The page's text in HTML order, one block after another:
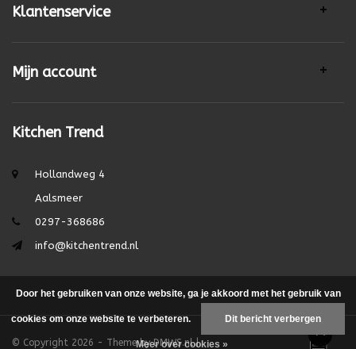
Klantenservice
Mijn account
Kitchen Trend
Hollandweg 4
Aalsmeer
0297-368686
info@kitchentrend.nl
© Copyright 2026 - Theme byDMWS.nl|
Door het gebruiken van onze website, ga je akkoord met het gebruik van
cookies om onze website te verbeteren. Dit bericht verbergen
Meer over cookies »